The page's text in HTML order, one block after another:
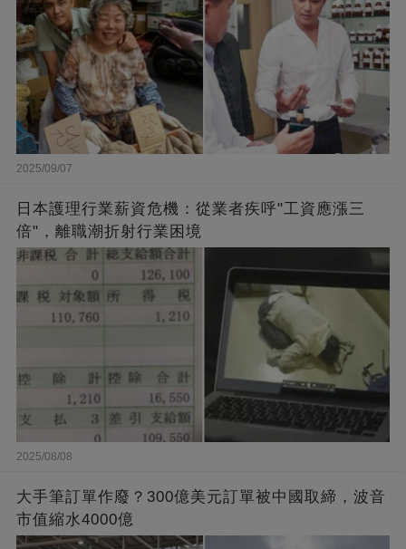
2025/09/07
日本護理行業薪資危機：從業者疾呼"工資應漲三
倍"，離職潮折射行業困境
2025/08/08
大手筆訂單作廢？300億美元訂單被中國取締，波音
市值縮水4000億